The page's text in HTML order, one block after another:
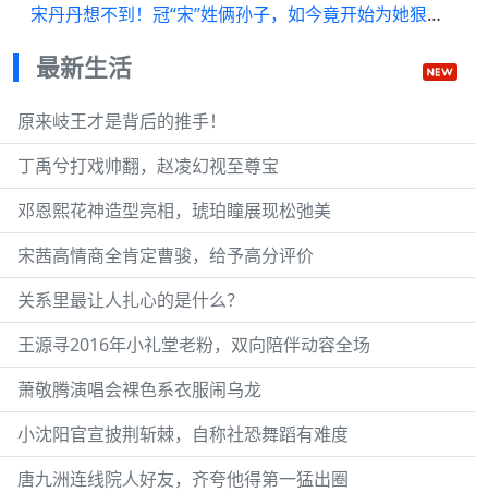
宋丹丹想不到！冠“宋”姓俩孙子，如今竟开始为她狠狠争光啦！
最新生活
原来岐王才是背后的推手！
丁禹兮打戏帅翻，赵凌幻视至尊宝
邓恩熙花神造型亮相，琥珀瞳展现松弛美
宋茜高情商全肯定曹骏，给予高分评价
关系里最让人扎心的是什么？
王源寻2016年小礼堂老粉，双向陪伴动容全场
萧敬腾演唱会裸色系衣服闹乌龙
小沈阳官宣披荆斩棘，自称社恐舞蹈有难度
唐九洲连线院人好友，齐夸他得第一猛出圈